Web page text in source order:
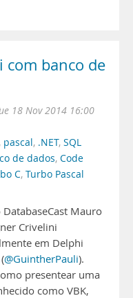
com banco de
18 Nov 2014 16:00
, pascal, .NET, SQL
de dados, Code
C, Turbo Pascal
Mauro
Crivelini
em Delphi
@GuintherPauli).
presentear uma
como VBK,